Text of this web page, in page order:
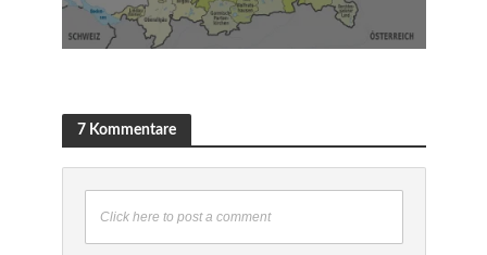
7 Kommentare
Click here to post a comment